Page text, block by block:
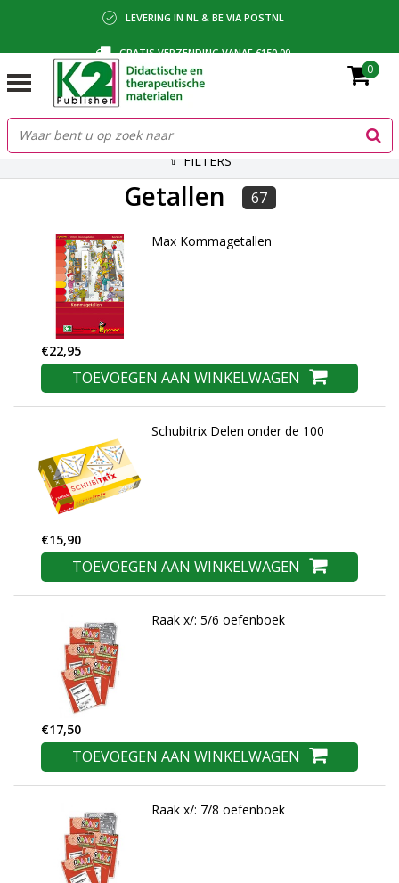
LEVERING IN NL & BE VIA POSTNL
GRATIS VERZENDING VANAF €150,00
BETALING VIA IDEAL, BANCONTACT OF FACTUUR
0
FILTERS
Getallen 67
Max Kommagetallen
€22,95
TOEVOEGEN AAN WINKELWAGEN
Schubitrix Delen onder de 100
€15,90
TOEVOEGEN AAN WINKELWAGEN
Raak x/: 5/6 oefenboek
€17,50
TOEVOEGEN AAN WINKELWAGEN
Raak x/: 7/8 oefenboek